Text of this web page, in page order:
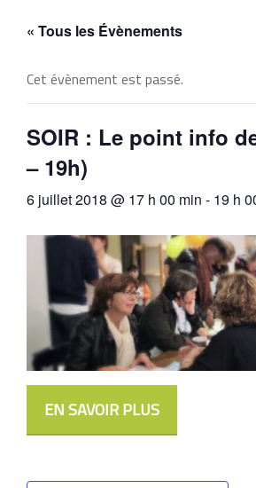
« Tous les Évènements
Cet évènement est passé.
SOIR : Le point info
– 19h)
6 juillet 2018 @ 17 h 00 min - 19 h
EN SAVOIR PLUS